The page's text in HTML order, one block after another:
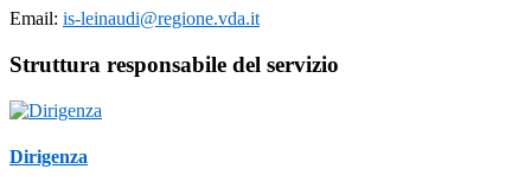
Email: is-leinaudi@regione.vda.it
Struttura responsabile del servizio
Dirigenza